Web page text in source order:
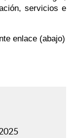
servicios e
enlace (abajo)